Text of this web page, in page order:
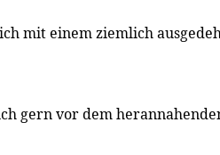
mit einem ziemlich
gern vor dem